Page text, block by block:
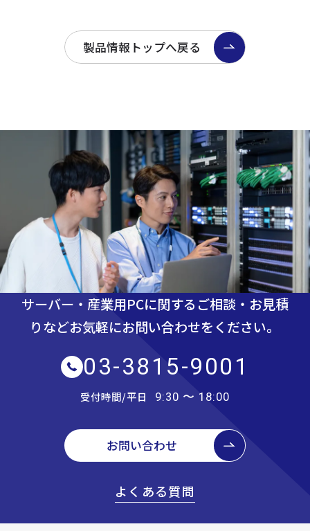
製品情報トップへ戻る
サーバー・産業用PCに関するご相談・お見積
りなどお気軽にお問い合わせをください。
03-3815-9001
受付時間/平日 9:30 〜 18:00
お問い合わせ
よくある質問